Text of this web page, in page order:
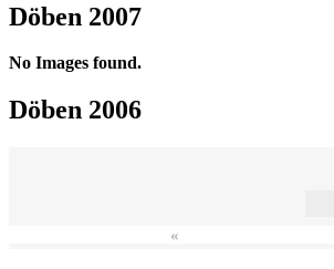
Döben 2007
No Images found.
Döben 2006
«